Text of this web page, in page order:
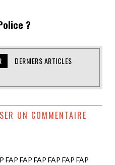
?
DERNIERS ARTICLES
UN COMMENTAIRE
FAP FAP FAP FAP FAP FAP